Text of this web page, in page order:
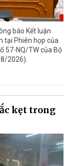
báo Kết luận
tại Phiên họp của
57-NQ/TW của Bộ
2026).
kẹt trong